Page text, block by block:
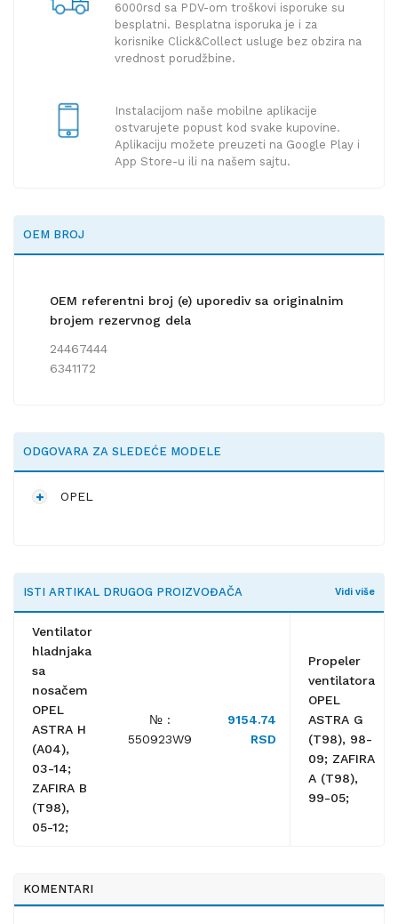
6000rsd sa PDV-om troškovi isporuke su
besplatni. Besplatna isporuka je i za
korisnike Click&Collect usluge bez obzira na
vrednost porudžbine.
Instalacijom naše mobilne aplikacije
ostvarujete popust kod svake kupovine.
Aplikaciju možete preuzeti na Google Play i
App Store-u ili na našem sajtu.
OEM BROJ
OEM referentni broj (e) uporediv sa originalnim
brojem rezervnog dela
24467444
6341172
ODGOVARA ZA SLEDEĆE MODELE
OPEL
ISTI ARTIKAL DRUGOG PROIZVOĐAČA Vidi više
Ventilator
hladnjaka
sa
nosačem
OPEL
ASTRA H
(A04),
03-14;
ZAFIRA B
(T98),
05-12;
№ :
550923W9
9154.74
RSD
Propeler
ventilatora
OPEL
ASTRA G
(T98), 98-
09; ZAFIRA
A (T98),
99-05;
KOMENTARI